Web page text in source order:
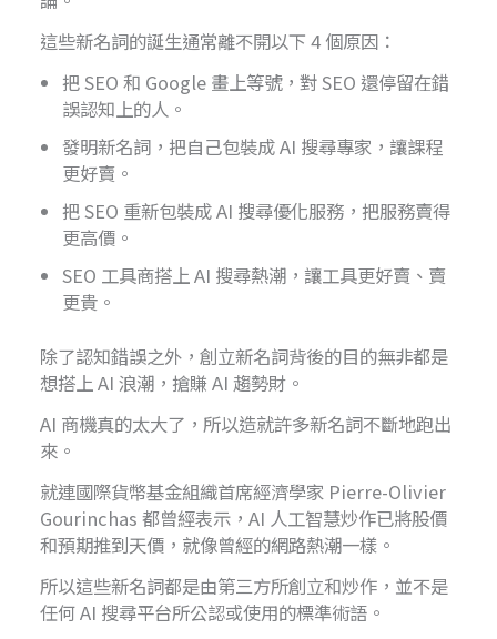
這些新名詞的誕生通常離不開以下 4 個原因：
把 SEO 和 Google 畫上等號，對 SEO 還停留在錯
誤認知上的人。
發明新名詞，把自己包裝成 AI 搜尋專家，讓課程
更好賣。
把 SEO 重新包裝成 AI 搜尋優化服務，把服務賣得
更高價。
SEO 工具商搭上 AI 搜尋熱潮，讓工具更好賣、賣
更貴。
除了認知錯誤之外，創立新名詞背後的目的無非都是
想搭上 AI 浪潮，搶賺 AI 趨勢財。
AI 商機真的太大了，所以造就許多新名詞不斷地跑出
來。
就連國際貨幣基金組織首席經濟學家 Pierre-Olivier
Gourinchas 都曾經表示，AI 人工智慧炒作已將股價
和預期推到天價，就像曾經的網路熱潮一樣。
所以這些新名詞都是由第三方所創立和炒作，並不是
任何 AI 搜尋平台所公認或使用的標準術語。